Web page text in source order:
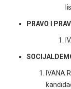
PRAVO I
IVANA